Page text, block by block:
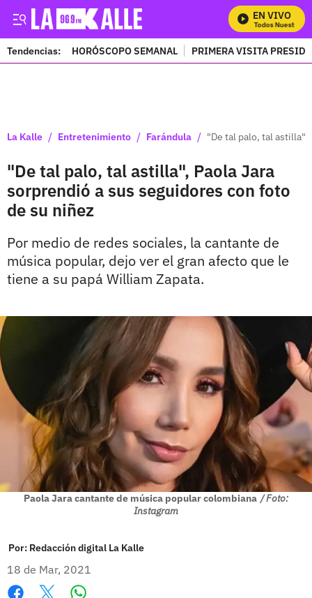
EN VIVO
Mira Todos Nuestros
Tendencias: HORÓSCOPO SEMANAL PRIMERA VISITA
La Kalle / Entretenimiento / Farándula / "De tal palo, tal astilla",
"De tal palo, tal astilla", Paola Jara
sorprendió a sus seguidores con foto
de su niñez
Por medio de redes sociales, la cantante de
música popular, dejo ver el gran afecto que le
tiene a su papá William Zapata.
Paola Jara cantante de música popular colombiana / Foto:
Instagram
Por: Redacción digital La Kalle
18 de Mar, 2021